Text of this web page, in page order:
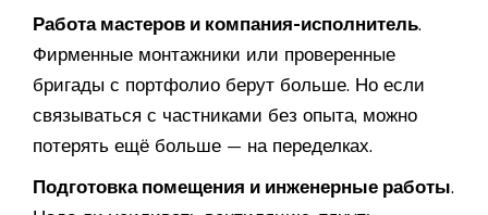
Работа мастеров и компания-исполнитель.
Фирменные монтажники или проверенные
бригады с портфолио берут больше. Но если
связываться с частниками без опыта, можно
потерять ещё больше — на переделках.
Подготовка помещения и инженерные работы.